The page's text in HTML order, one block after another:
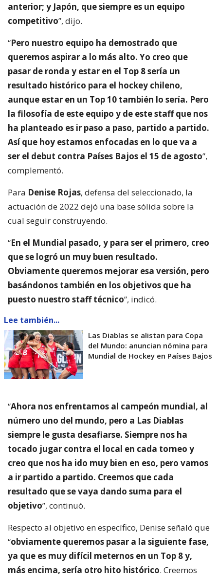
anterior; y Japón, que siempre es un equipo
competitivo”, dijo.
“Pero nuestro equipo ha demostrado que
queremos aspirar a lo más alto. Yo creo que
pasar de ronda y estar en el Top 8 sería un
resultado histórico para el hockey chileno,
aunque estar en un Top 10 también lo sería. Pero
la filosofía de este equipo y de este staff que nos
ha planteado es ir paso a paso, partido a partido.
Así que hoy estamos enfocadas en lo que va a
ser el debut contra Países Bajos el 15 de agosto”,
complementó.
Para Denise Rojas, defensa del seleccionado, la
actuación de 2022 dejó una base sólida sobre la
cual seguir construyendo.
“En el Mundial pasado, y para ser el primero, creo
que se logró un muy buen resultado.
Obviamente queremos mejorar esa versión, pero
basándonos también en los objetivos que ha
puesto nuestro staff técnico”, indicó.
Lee también...
Las Diablas se alistan para Copa
del Mundo: anuncian nómina para
Mundial de Hockey en Países Bajos
“Ahora nos enfrentamos al campeón mundial, al
número uno del mundo, pero a Las Diablas
siempre le gusta desafiarse. Siempre nos ha
tocado jugar contra el local en cada torneo y
creo que nos ha ido muy bien en eso, pero vamos
a ir partido a partido. Creemos que cada
resultado que se vaya dando suma para el
objetivo”, continuó.
Respecto al objetivo en específico, Denise señaló que
“obviamente queremos pasar a la siguiente fase,
ya que es muy difícil meternos en un Top 8 y,
más encima, sería otro hito histórico. Creemos